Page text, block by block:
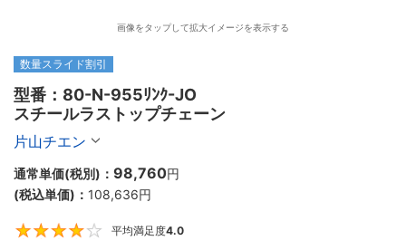
画像をタップして拡大イメージを表示する
数量スライド割引
型番：80-N-955ﾘﾝｸ-JO
スチールラストップチェーン
片山チエン
通常単価(税別)： 98,760円
(税込単価)： 108,636円
平均満足度4.0